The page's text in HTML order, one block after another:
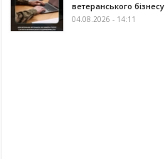
ветеранського бізнесу
04.08.2026 - 14:11